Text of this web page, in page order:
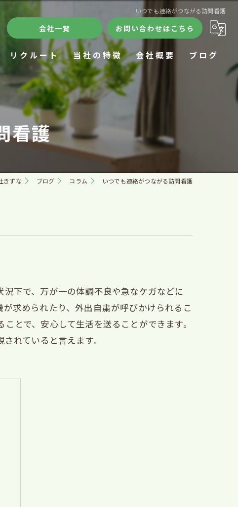
いつでも連絡がつながる訪問看護
会社一覧 お問い合わせはこちら
リクルート 当社の特徴
ケアハウス
24時間
在宅療養
会社概要
合同会社きずな
ケアハウスきずな
きずなデイサロン
ブログ
看護
きずな ブログ コラム いつでも連絡がつながる訪問看護
下で、万が一の体調不良や急なケガなどに
求められたり、外出自粛が呼びかけられるこ
とで、安心して生活を送ることができます。
れていると言えます。